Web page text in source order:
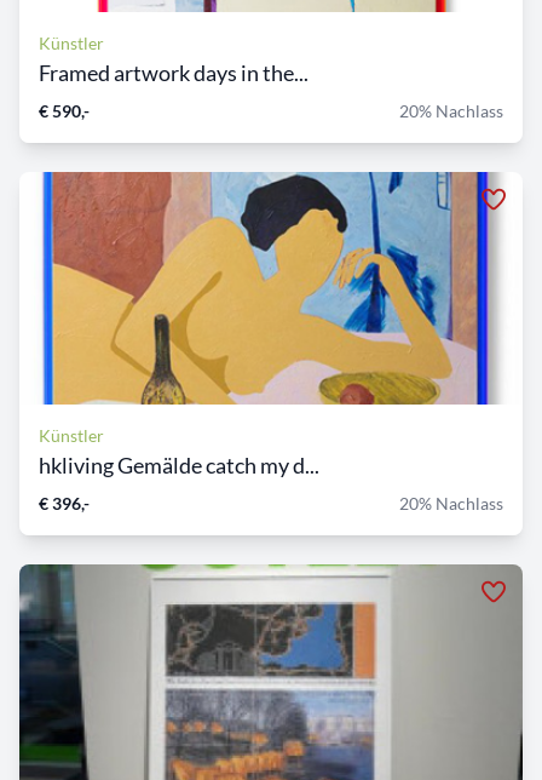
Künstler
Framed artwork days in the...
€ 590,- 20% Nachlass
Künstler
hkliving Gemälde catch my d...
€ 396,- 20% Nachlass